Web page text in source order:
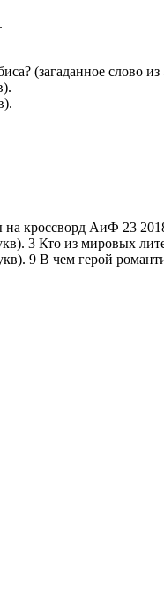
(загаданное слово из
на кроссворд АиФ 23
3 Кто из мировых
9 В чем герой